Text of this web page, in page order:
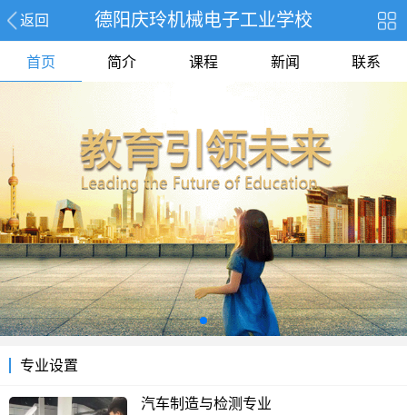
返回 德阳庆玲机械电子工业学校
首页 简介 课程 新闻 联系
专业设置
汽车制造与检测专业